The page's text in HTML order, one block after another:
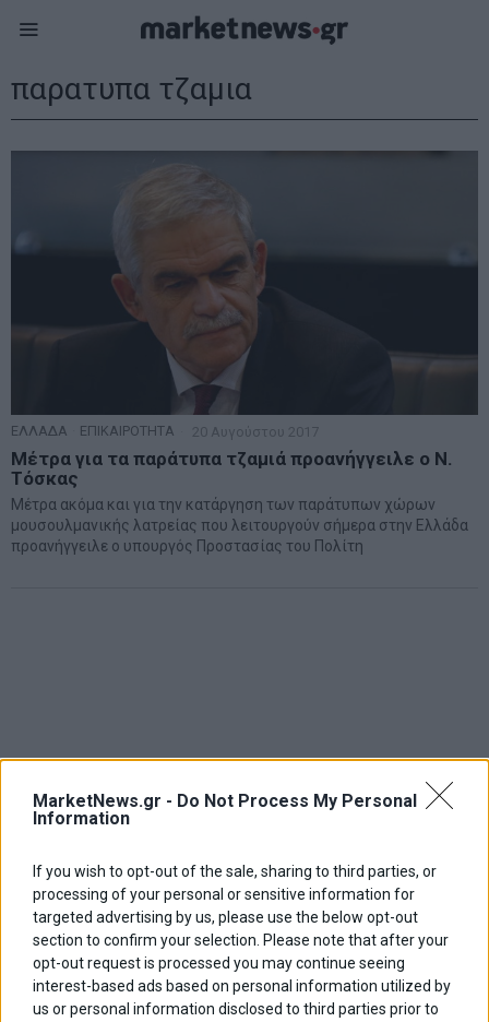
MarketNews.gr - Do Not Process My Personal
Information
If you wish to opt-out of the sale, sharing to third parties, or
processing of your personal or sensitive information for
targeted advertising by us, please use the below opt-out
section to confirm your selection. Please note that after your
opt-out request is processed you may continue seeing
interest-based ads based on personal information utilized by
us or personal information disclosed to third parties prior to
παρατυπα τζαμια
ΕΛΛΑΔΑ ΕΠΙΚΑΙΡΟΤΗΤΑ 20 Αυγούστου 2017
Μέτρα για τα παράτυπα τζαμιά προανήγγειλε ο Ν.
Τόσκας
Μέτρα ακόμα και για την κατάργηση των παράτυπων χώρων
μουσουλμανικής λατρείας που λειτουργούν σήμερα στην Ελλάδα
προανήγγειλε ο υπουργός Προστασίας του Πολίτη
ΑΡΘΡΟΓΡΑΦΟΙ